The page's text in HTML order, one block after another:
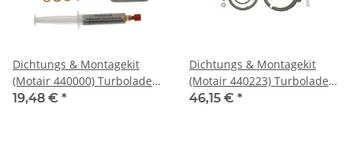
Dichtungs & Montagekit
(Motair 440000) Turbolader -
Mitsubishi TF035HL6B -
19,48 € *
Dichtungs & Montagekit
(Motair 440223) Turbolader -
Garrett GT1749VL - BMW
46,15 € *